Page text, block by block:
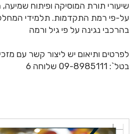
שיעורי תורת המוסיקה ופיתוח
על-פי רמת התקדמות. תלמידי
בהרכבי נגינה על פי גיל ורמה
לפרטים ותיאום יש ליצור קשר עם
בטל`: 09-8985111 שלוחה 6